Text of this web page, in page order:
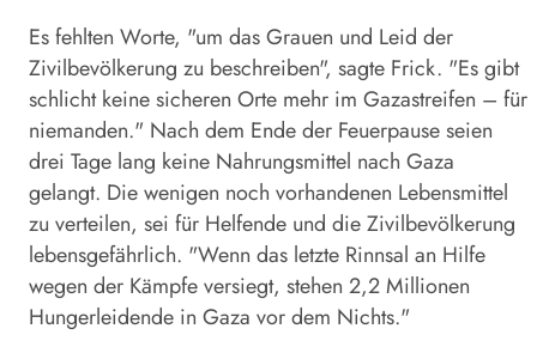
Es fehlten Worte, "um das Grauen und Leid der
Zivilbevölkerung zu beschreiben", sagte Frick. "Es gibt
schlicht keine sicheren Orte mehr im Gazastreifen – für
niemanden." Nach dem Ende der Feuerpause seien
drei Tage lang keine Nahrungsmittel nach Gaza
gelangt. Die wenigen noch vorhandenen Lebensmittel
zu verteilen, sei für Helfende und die Zivilbevölkerung
lebensgefährlich. "Wenn das letzte Rinnsal an Hilfe
wegen der Kämpfe versiegt, stehen 2,2 Millionen
Hungerleidende in Gaza vor dem Nichts."